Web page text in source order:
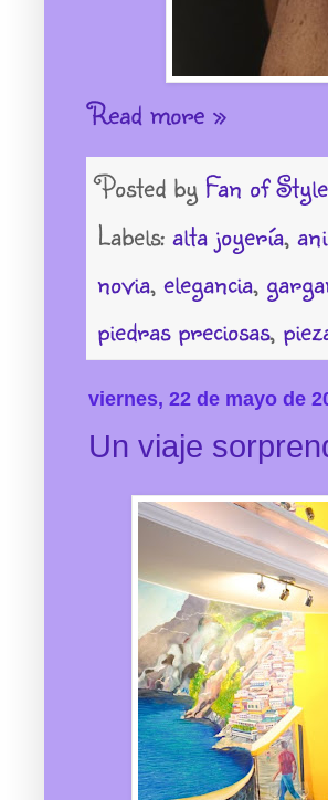
Read more »
Posted by Fan of Style
Labels: alta joyería,
novia, elegancia,
piedras preciosas,
viernes, 22 de mayo de
Un viaje